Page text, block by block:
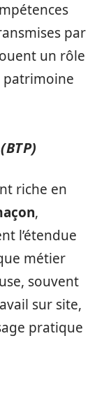
par
un rôle
patrimoine
riche en
,
l’étendue
métier
souvent
sur site,
pratique